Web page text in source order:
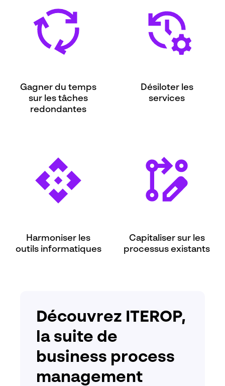
Gagner du temps
sur les tâches
redondantes
Désiloter les
services
Harmoniser les
outils informatiques
Capitaliser sur les
processus existants
Découvrez ITEROP,
la suite de
business process
management